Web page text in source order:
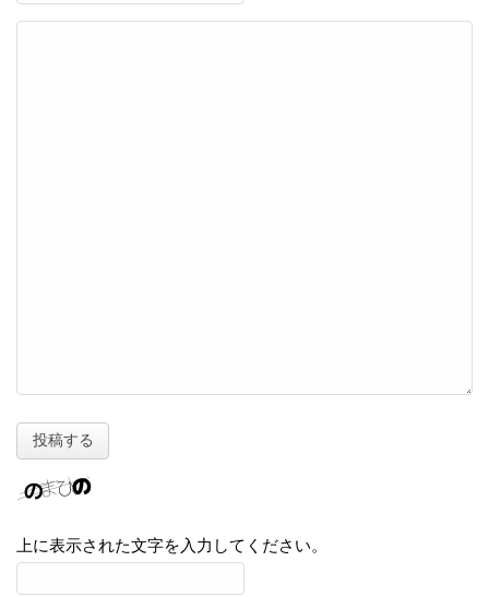
上に表示された文字を入力してください。